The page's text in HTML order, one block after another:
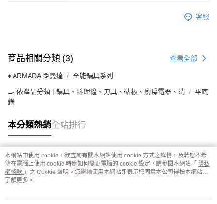
客服
商品相關分類 (3) 查看全部
♦ ARMADA 亞曼達 全能鍋具系列
🍳 依產品分類 | 鍋具、料理鏟、刀具、砧板、廚房電器、清
平底
鍋
本分類熱銷全站排行
熱門標籤
本網站中使用 cookie，欲查詢有關本網站使用 cookie 方式之詳情，及若您不希
望在電腦上使用 cookie 時應如何變更電腦的 cookie 設定，請參閱本網站「 隱私
權條款 」之 Cookie 聲明。您繼續使用本網站即表示您同意本公司得按本網站使
用條款之 Cookie 聲明使用 cookie。
了解更多 >